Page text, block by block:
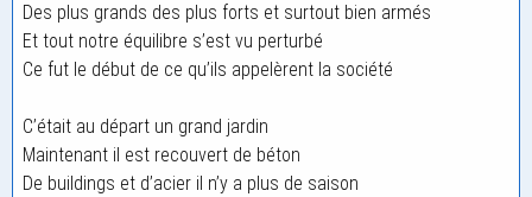
Des plus grands des plus forts et surtout bien armés
Et tout notre équilibre s’est vu perturbé
Ce fut le début de ce qu’ils appelèrent la société
C’était au départ un grand jardin
Maintenant il est recouvert de béton
De buildings et d’acier il n’y a plus de saison